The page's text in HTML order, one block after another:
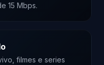
15 Mbps.
filmes e series